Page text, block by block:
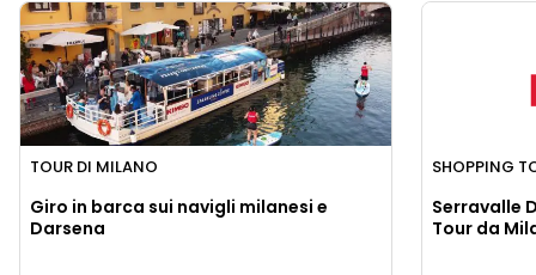
TOUR DI MILANO
Giro in barca sui navigli milanesi e
Darsena
SHOPPING
Serravalle
Tour da